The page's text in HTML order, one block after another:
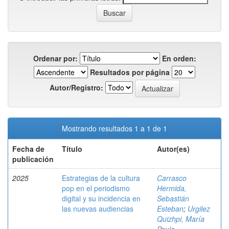
Ordenar por:
En orden:
Resultados por página
Autor/Registro:
Mostrando resultados 1 a 1 de 1
Fecha de
publicación
Título Autor(es)
2025
Estrategias de la cultura
pop en el periodismo
digital y su incidencia en
las nuevas audiencias
Carrasco
Hermida,
Sebastián
Esteban; Urgilez
Quizhpi, María